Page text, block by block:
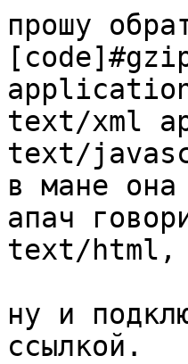
прошу
text/xml
text/
в мане она
апач
text/html,
ну и
ссылкой.